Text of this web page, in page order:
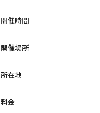
開催時間
開催場所
所在地
料金